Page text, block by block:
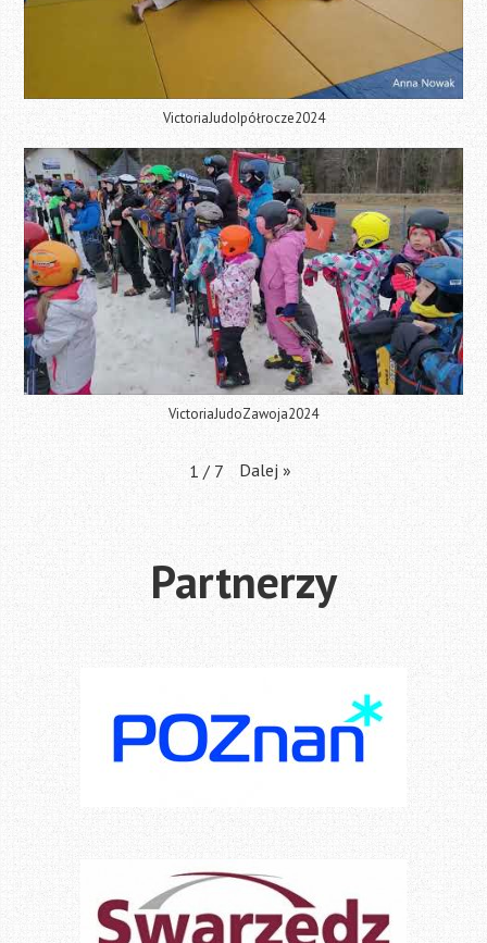
VictoriaJudoIpółrocze2024
VictoriaJudoZawoja2024
1 / 7 Dalej »
Partnerzy